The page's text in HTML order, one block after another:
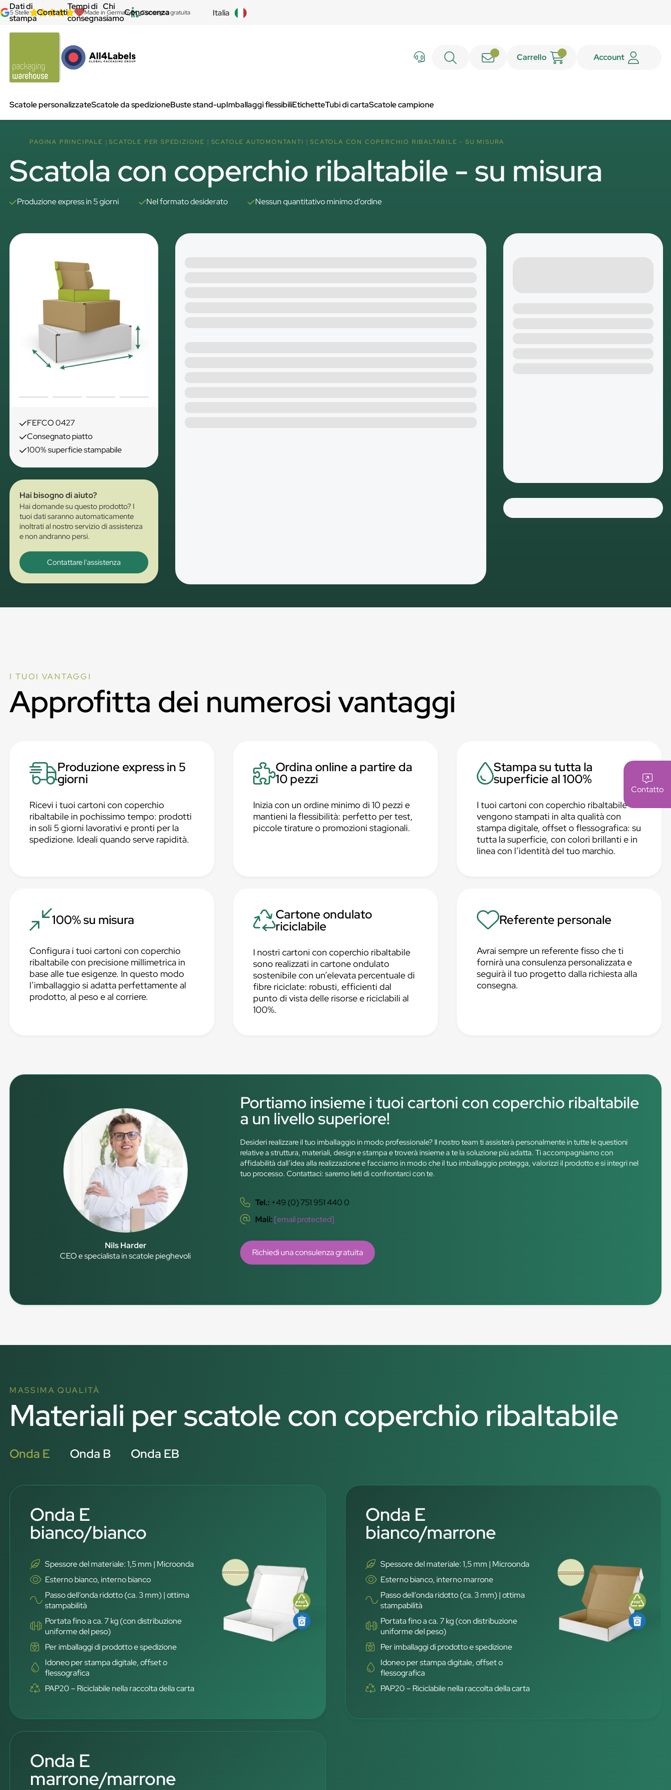
5 Stelle Made in Germany Consegna gratuita Italia
Carrello Account
Scatole personalizzateScatole da spedizioneBuste stand-upImballaggi flessibiliEtichetteTubi di cartaScatole campione
Dati di
stampa
Contatti
Tempi di
consegna
Chi
siamo
Conoscenza
Contatto
PAGINA PRINCIPALE SCATOLE PER SPEDIZIONE SCATOLE AUTOMONTANTI SCATOLA CON COPERCHIO RIBALTABILE - SU MISURA
Scatola con coperchio ribaltabile - su misura
Produzione express in 5 giorni Nel formato desiderato Nessun quantitativo minimo d’ordine
FEFCO 0427
Consegnato piatto
100% superficie stampabile
Hai bisogno di aiuto?
Hai domande su questo prodotto? I
tuoi dati saranno automaticamente
inoltrati al nostro servizio di assistenza
e non andranno persi.
Contattare l'assistenza
I TUOI VANTAGGI
Approfitta dei numerosi vantaggi
Produzione express in 5
giorni
Ricevi i tuoi cartoni con coperchio
ribaltabile in pochissimo tempo: prodotti
in soli 5 giorni lavorativi e pronti per la
spedizione. Ideali quando serve rapidità.
Ordina online a partire da
10 pezzi
Inizia con un ordine minimo di 10 pezzi e
mantieni la flessibilità: perfetto per test,
piccole tirature o promozioni stagionali.
Stampa su tutta la
superficie al 100%
I tuoi cartoni con coperchio ribaltabile
vengono stampati in alta qualità con
stampa digitale, offset o flessografica: su
tutta la superficie, con colori brillanti e in
linea con l’identità del tuo marchio.
100% su misura
Configura i tuoi cartoni con coperchio
ribaltabile con precisione millimetrica in
base alle tue esigenze. In questo modo
l’imballaggio si adatta perfettamente al
prodotto, al peso e al corriere.
Cartone ondulato
riciclabile
I nostri cartoni con coperchio ribaltabile
sono realizzati in cartone ondulato
sostenibile con un’elevata percentuale di
fibre riciclate: robusti, efficienti dal
punto di vista delle risorse e riciclabili al
100%.
Referente personale
Avrai sempre un referente fisso che ti
fornirà una consulenza personalizzata e
seguirà il tuo progetto dalla richiesta alla
consegna.
Nils Harder
CEO e specialista in scatole pieghevoli
Portiamo insieme i tuoi cartoni con coperchio ribaltabile
a un livello superiore!
Desideri realizzare il tuo imballaggio in modo professionale? Il nostro team ti assisterà personalmente in tutte le questioni
relative a struttura, materiali, design e stampa e troverà insieme a te la soluzione più adatta. Ti accompagniamo con
affidabilità dall’idea alla realizzazione e facciamo in modo che il tuo imballaggio protegga, valorizzi il prodotto e si integri nel
tuo processo. Contattaci: saremo lieti di confrontarci con te.
Tel.: +49 (0) 751 951 440 0
Mail: [email protected]
Richiedi una consulenza gratuita
MASSIMA QUALITÀ
Materiali per scatole con coperchio ribaltabile
Onda E Onda B Onda EB
Onda E
bianco/bianco
Spessore del materiale: 1,5 mm | Microonda
Esterno bianco, interno bianco
Passo dell’onda ridotto (ca. 3 mm) | ottima
stampabilità
Portata fino a ca. 7 kg (con distribuzione
uniforme del peso)
Per imballaggi di prodotto e spedizione
Idoneo per stampa digitale, offset o
flessografica
PAP20 – Riciclabile nella raccolta della carta
Onda E
bianco/marrone
Spessore del materiale: 1,5 mm | Microonda
Esterno bianco, interno marrone
Passo dell’onda ridotto (ca. 3 mm) | ottima
stampabilità
Portata fino a ca. 7 kg (con distribuzione
uniforme del peso)
Per imballaggi di prodotto e spedizione
Idoneo per stampa digitale, offset o
flessografica
PAP20 – Riciclabile nella raccolta della carta
Onda E
marrone/marrone